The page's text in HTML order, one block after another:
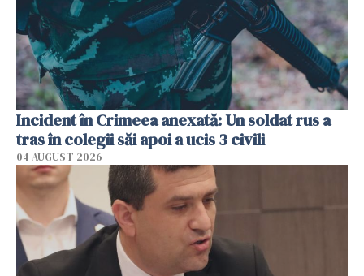
Incident în Crimeea anexată: Un soldat rus a
tras în colegii săi apoi a ucis 3 civili
04 AUGUST 2026